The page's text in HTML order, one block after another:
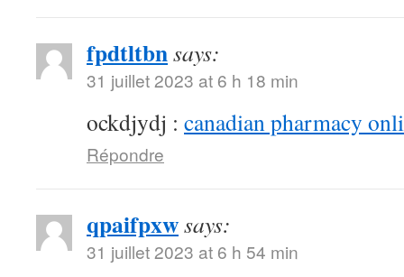
fpdtltbnsays:
31 juillet 2023 at 6 h 18 min
ockdjydj : canadian pharmacy
Répondre
qpaifpxwsays:
31 juillet 2023 at 6 h 54 min